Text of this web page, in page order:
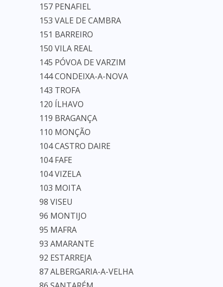
157 PENAFIEL
153 VALE DE CAMBRA
151 BARREIRO
150 VILA REAL
145 PÓVOA DE VARZIM
144 CONDEIXA-A-NOVA
143 TROFA
120 ÍLHAVO
119 BRAGANÇA
110 MONÇÃO
104 CASTRO DAIRE
104 FAFE
104 VIZELA
103 MOITA
98 VISEU
96 MONTIJO
95 MAFRA
93 AMARANTE
92 ESTARREJA
87 ALBERGARIA-A-VELHA